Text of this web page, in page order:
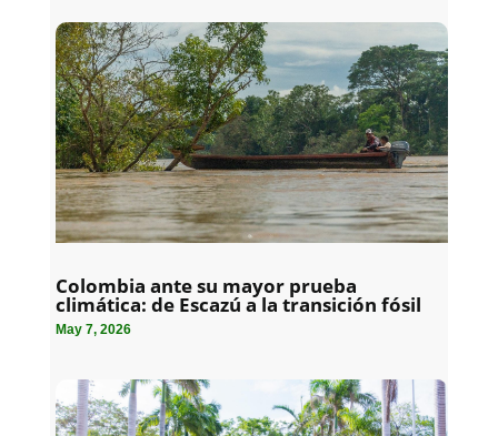
Colombia ante su mayor prueba
climática: de Escazú a la transición fósil
May 7, 2026